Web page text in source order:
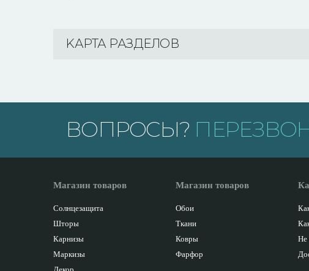
KАРТА РАЗДЕЛОВ
ВОПРОСЫ?
Магазин товаров
Солнцезащита
Шторы
Карнизы
Маркизы
Магазин товаров
Обои
Ткани
Ковры
Фарфор
Не